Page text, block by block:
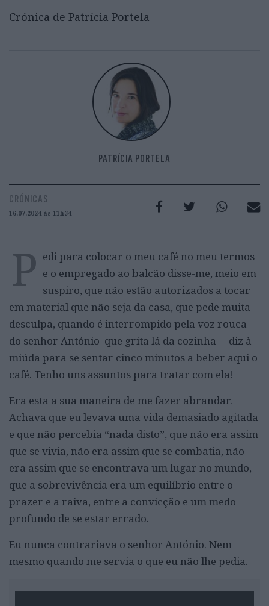
Crónica de Patrícia Portela
PATRÍCIA PORTELA
CRÓNICAS
16.07.2024 às 11h34
P edi para colocar o meu café no meu termos
e o empregado ao balcão disse-me, meio em
suspiro, que não estão autorizados a tocar
em material que não seja da casa, que pede muita
desculpa, quando é interrompido pela voz rouca
do senhor António que grita lá da cozinha – diz à
miúda para se sentar cinco minutos a beber aqui o
café. Tenho uns assuntos para tratar com ela!
Era esta a sua maneira de me fazer abrandar.
Achava que eu levava uma vida demasiado agitada
e que não percebia “nada disto”, que não era assim
que se vivia, não era assim que se combatia, não
era assim que se encontrava um lugar no mundo,
que a sobrevivência era um equilíbrio entre o
prazer e a raiva, entre a convicção e um medo
profundo de se estar errado.
Eu nunca contrariava o senhor António. Nem
mesmo quando me servia o que eu não lhe pedia.